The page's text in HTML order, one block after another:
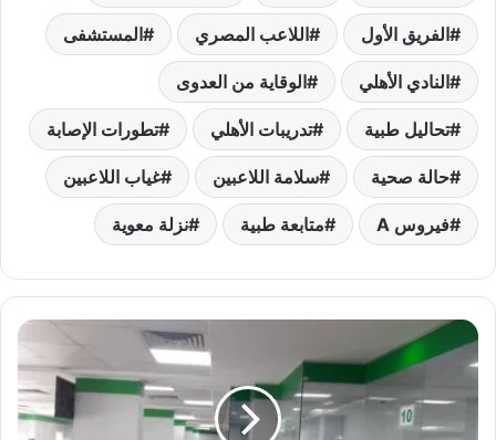
الفريق الأول اللاعب المصري المستشفى
النادي الأهلي الوقاية من العدوى
تحاليل طبية تدريبات الأهلي تطورات الإصابة
حالة صحية سلامة اللاعبين غياب اللاعبين
فيروس A متابعة طبية نزلة معوية
مواعيد
صرف
مرتبات
الموظفين
في